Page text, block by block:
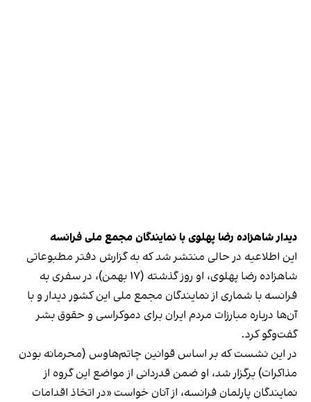
دیدار شاهزاده رضا پهلوی با نمایندگان مجمع ملی فرانسه
این اطلاعیه در حالی منتشر شد که به گزارش دفتر مطبوعاتی
شاهزاده رضا پهلوی، او روز گذشته (۱۷ بهمن‌)، در سفری به
فرانسه با شماری از نمایندگان مجمع ملی این کشور دیدار و با
آن‌ها درباره مبارزات مردم ایران برای دموکراسی و حقوق بشر
گفت‌وگو کرد.
در این نشست که بر اساس قوانین چاتم‌هاوس (محرمانه بودن
مذاکرات) برگزار شد، او ضمن قدردانی از مواضع این گروه از
نمایندگان پارلمان فرانسه، از آنان خواست «در اتخاذ اقدامات